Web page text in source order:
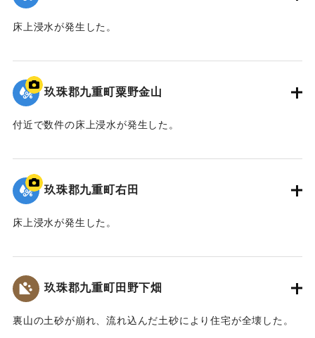
床上浸水が発生した。
2020/7/6｜固有コード:01215065
玖珠郡九重町粟野金山
付近で数件の床上浸水が発生した。
｜固有コード:01215066
玖珠郡九重町右田
床上浸水が発生した。
｜固有コード:01215067
玖珠郡九重町田野下畑
裏山の土砂が崩れ、流れ込んだ土砂により住宅が全壊した。